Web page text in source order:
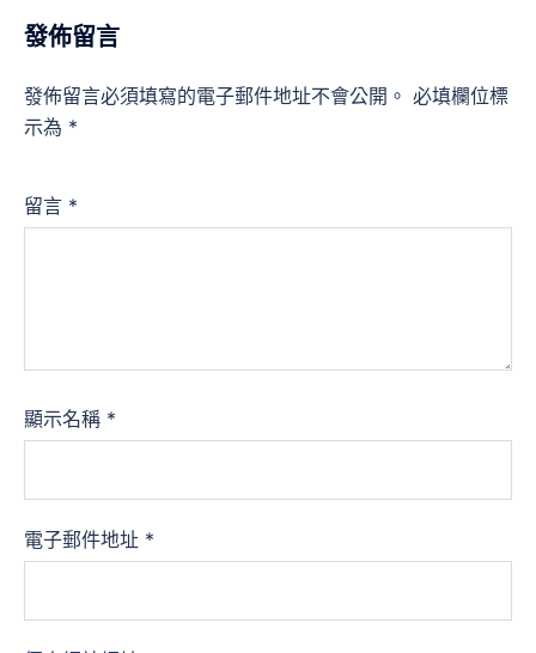
發佈留言
發佈留言必須填寫的電子郵件地址不會公開。 必填欄位標
示為 *
留言 *
顯示名稱 *
電子郵件地址 *